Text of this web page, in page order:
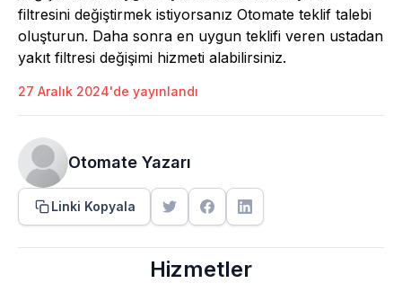
filtresini değiştirmek istiyorsanız Otomate teklif talebi
oluşturun. Daha sonra en uygun teklifi veren ustadan
yakıt filtresi değişimi hizmeti alabilirsiniz.
27 Aralık 2024'de yayınlandı
Otomate Yazarı
Linki Kopyala
Hizmetler